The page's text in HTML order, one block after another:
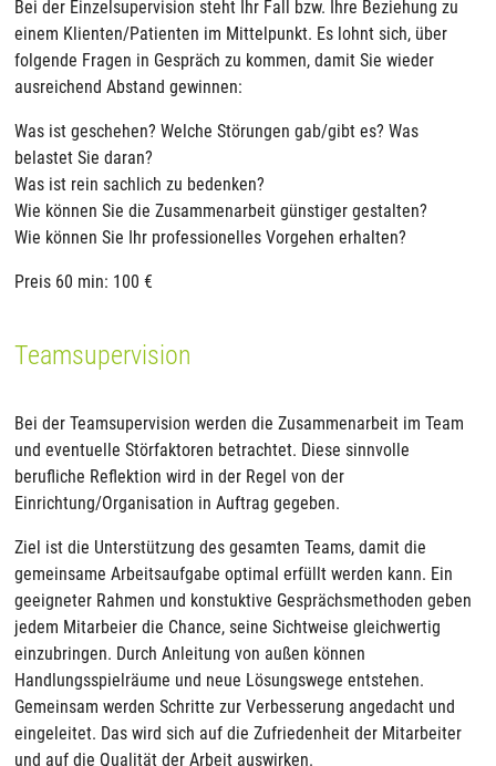
Bei der Einzelsupervision steht Ihr Fall bzw. Ihre Beziehung zu
einem Klienten/Patienten im Mittelpunkt. Es lohnt sich, über
folgende Fragen in Gespräch zu kommen, damit Sie wieder
ausreichend Abstand gewinnen:
Was ist geschehen? Welche Störungen gab/gibt es? Was
belastet Sie daran?
Was ist rein sachlich zu bedenken?
Wie können Sie die Zusammenarbeit günstiger gestalten?
Wie können Sie Ihr professionelles Vorgehen erhalten?
Preis 60 min: 100 €
Teamsupervision
Bei der Teamsupervision werden die Zusammenarbeit im Team
und eventuelle Störfaktoren betrachtet. Diese sinnvolle
berufliche Reflektion wird in der Regel von der
Einrichtung/Organisation in Auftrag gegeben.
Ziel ist die Unterstützung des gesamten Teams, damit die
gemeinsame Arbeitsaufgabe optimal erfüllt werden kann. Ein
geeigneter Rahmen und konstuktive Gesprächsmethoden geben
jedem Mitarbeier die Chance, seine Sichtweise gleichwertig
einzubringen. Durch Anleitung von außen können
Handlungsspielräume und neue Lösungswege entstehen.
Gemeinsam werden Schritte zur Verbesserung angedacht und
eingeleitet. Das wird sich auf die Zufriedenheit der Mitarbeiter
und auf die Qualität der Arbeit auswirken.